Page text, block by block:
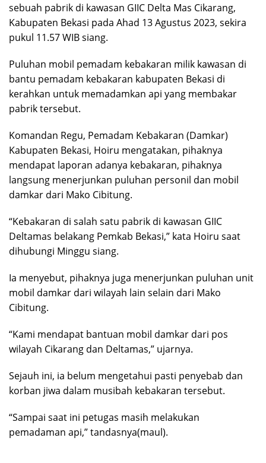
sebuah pabrik di kawasan GIIC Delta Mas Cikarang,
Kabupaten Bekasi pada Ahad 13 Agustus 2023, sekira
pukul 11.57 WIB siang.
Puluhan mobil pemadam kebakaran milik kawasan di
bantu pemadam kebakaran kabupaten Bekasi di
kerahkan untuk memadamkan api yang membakar
pabrik tersebut.
Komandan Regu, Pemadam Kebakaran (Damkar)
Kabupaten Bekasi, Hoiru mengatakan, pihaknya
mendapat laporan adanya kebakaran, pihaknya
langsung menerjunkan puluhan personil dan mobil
damkar dari Mako Cibitung.
“Kebakaran di salah satu pabrik di kawasan GIIC
Deltamas belakang Pemkab Bekasi,” kata Hoiru saat
dihubungi Minggu siang.
Ia menyebut, pihaknya juga menerjunkan puluhan unit
mobil damkar dari wilayah lain selain dari Mako
Cibitung.
“Kami mendapat bantuan mobil damkar dari pos
wilayah Cikarang dan Deltamas,” ujarnya.
Sejauh ini, ia belum mengetahui pasti penyebab dan
korban jiwa dalam musibah kebakaran tersebut.
“Sampai saat ini petugas masih melakukan
pemadaman api,” tandasnya(maul).